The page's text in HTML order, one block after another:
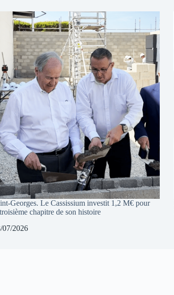
Georges. Le Cassissium investit 1,2 M€ pour
chapitre de son histoire
07/2026